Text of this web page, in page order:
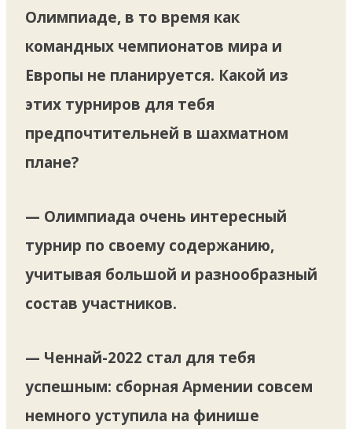
Олимпиаде, в то время как
командных чемпионатов мира и
Европы не планируется. Какой из
этих турниров для тебя
предпочтительней в шахматном
плане?
— Олимпиада очень интересный
турнир по своему содержанию,
учитывая большой и разнообразный
состав участников.
— Ченнай-2022 стал для тебя
успешным: сборная Армении совсем
немного уступила на финише